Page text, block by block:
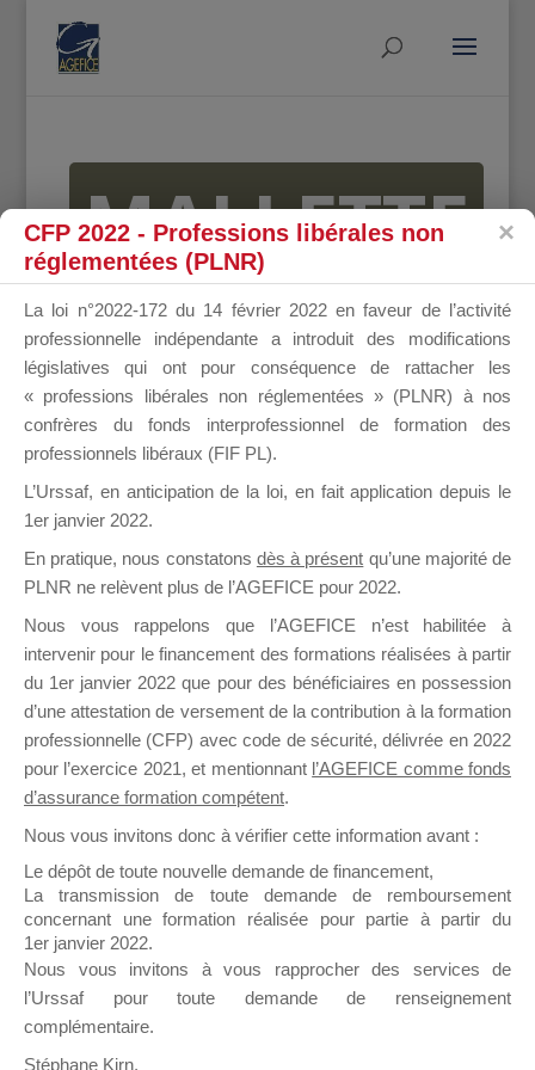
MALLETTE
DU
DIRIGEANT
il y a un mois
Ce groupe est destiné aux Organismes de
Formation qui souhaitent répondre à l’Appel à
Propositions Mallette du Dirigeant.
Ce groupe propose un forum dédié au support
sur lequel il est possible de laisser un message
ou poser une question.
NB : Il est nécessaire d’être
pouvoir rejoindre ce groupe
CFP 2022 - Professions libérales non
réglementées (PLNR)
La loi n°2022-172 du 14 février 2022 en faveur de l’activité
professionnelle indépendante a introduit des modifications
législatives qui ont pour conséquence de rattacher les
« professions libérales non réglementées » (PLNR) à nos
confrères du fonds interprofessionnel de formation des
professionnels libéraux (FIF PL).
L’Urssaf, en anticipation de la loi, en fait application depuis le
1er janvier 2022.
En pratique, nous constatons dès à présent qu’une majorité de
PLNR ne relèvent plus de l’AGEFICE pour 2022.
Nous vous rappelons que l’AGEFICE n’est habilitée à
intervenir pour le financement des formations réalisées à partir
du 1er janvier 2022 que pour des bénéficiaires en possession
d’une attestation de versement de la contribution à la formation
professionnelle (CFP) avec code de sécurité, délivrée en 2022
pour l’exercice 2021, et mentionnant l’AGEFICE comme fonds
d’assurance formation compétent.
Nous vous invitons donc à vérifier cette information avant :
Le dépôt de toute nouvelle demande de financement,
La transmission de toute demande de remboursement
concernant une formation réalisée pour partie à partir du
1er janvier 2022.
Nous vous invitons à vous rapprocher des services de
l’Urssaf pour toute demande de renseignement
complémentaire.
Stéphane Kirn,